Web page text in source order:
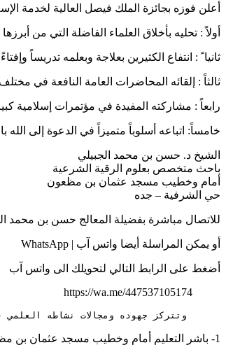
أعلن فوزه بجائزة الملك فيصل العالية لخدمة
أولاً : تحليه بأخلاق العلماء الفاضلة التي من
ثانيا ً : انتفاع الكثيرين بعلاجة وبعلمه تدريساً وإفتاءً
ثالثاً : إلقائه المحاضرات العامة النافعة في
رابعاً : مشاركته المفيدة في مؤتمرات إسلامية
خامساً: اتباعه أسلوباً متميزاً في الدعوة إلى
الشيخ د. حسن بن محمد الجبيلي
باحث متخصص بعلوم الرقية الشرعية
أمام وخطيب مسجد عثمان بن مظعون
حي الشرفية – جده
للاتصال مباشرة بفضيلة المعالج حسن بن محمد
أو يمكن المراسلة أيضا واتس آب | WhatsApp
أضغط على الرابط التالي لتحويلك الى واتس آب
https://wa.me/447537105174
وتتركز جهوده ومجالات نشاطه العلمي
1- باشر التعليم أمام وخطيب مسجد عثمان بن مظعون – حي الشرفية – جده. فالتدريس في مسجده يومي بل انه يعقد أكثر من حلقة في اليوم الواحد في بعض أجزاء السنة.